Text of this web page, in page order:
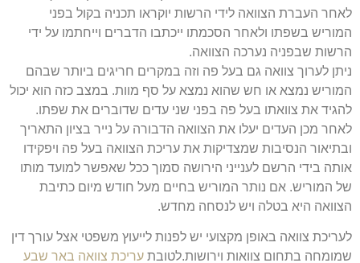
לאחר העברת הצוואה לידי הרשות יוקראו תכניה בקול בפני
המוריש בשפתו ולאחר הסכמתו ייכתבו הדברים וייחתמו על ידי
הרשות שבפניה נערכה הצוואה.
ניתן לערוך צוואה גם בעל פה וזה במקרים חריגים ביותר שבהם
המוריש נמצא או חש שהוא נמצא על סף מוות. במצב כזה הוא יכול
להגיד את צוואתו בעל פה בפני שני עדים שדוברים את שפתו.
לאחר מכן העדים יעלו את הצוואה הדבורה על נייר בציון התאריך
ובתיאור הנסיבות שמצדיקות את עריכת הצוואה בעל פה ויפקידו
אותה בידי הרשם לענייני הירושה סמוך ככל שאפשר למועד מותו
של המוריש. אם נותר המוריש בחיים מעל חודש מיום כתיבת
הצוואה היא בטלה ויש לנסחה מחדש.
לעריכת צוואה באופן מקצועי יש לפנות לייעוץ משפטי אצל עורך דין
שמומחה בתחום צוואות וירושות.לטובת עריכת צוואה באר שבע